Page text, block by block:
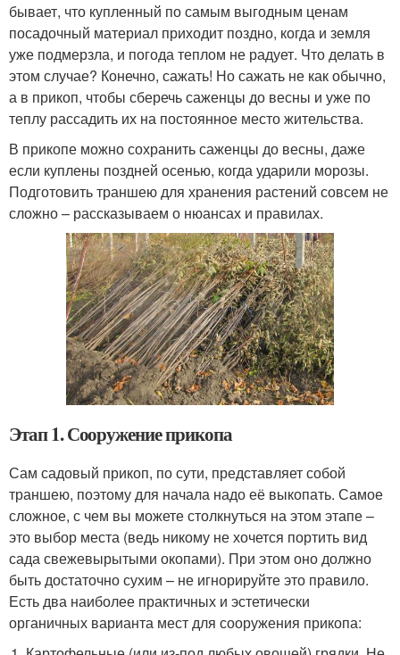
бывает, что купленный по самым выгодным ценам
посадочный материал приходит поздно, когда и земля
уже подмерзла, и погода теплом не радует. Что делать в
этом случае? Конечно, сажать! Но сажать не как обычно,
а в прикоп, чтобы сберечь саженцы до весны и уже по
теплу рассадить их на постоянное место жительства.
В прикопе можно сохранить саженцы до весны, даже
если куплены поздней осенью, когда ударили морозы.
Подготовить траншею для хранения растений совсем не
сложно – рассказываем о нюансах и правилах.
Этап 1. Сооружение прикопа
Сам садовый прикоп, по сути, представляет собой
траншею, поэтому для начала надо её выкопать. Самое
сложное, с чем вы можете столкнуться на этом этапе –
это выбор места (ведь никому не хочется портить вид
сада свежевырытыми окопами). При этом оно должно
быть достаточно сухим – не игнорируйте это правило.
Есть два наиболее практичных и эстетически
органичных варианта мест для сооружения прикопа: